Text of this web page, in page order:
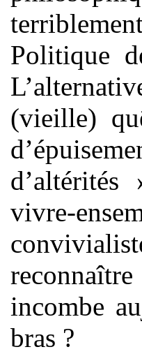
Politique
(vieille)
d’altérités
vivre-
incombe
bras ?